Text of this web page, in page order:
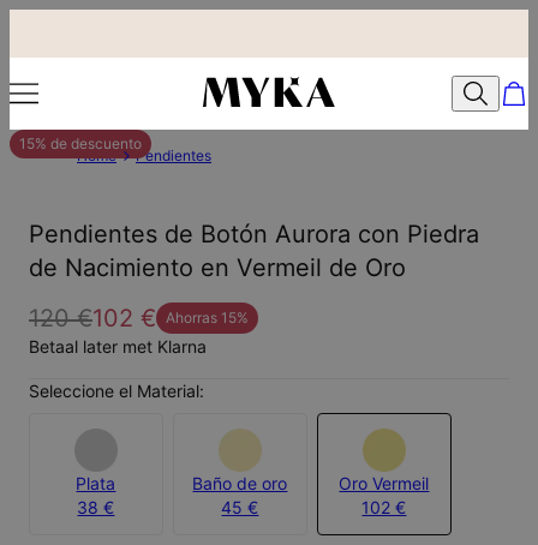
15% de descuento
Home Pendientes
Pendientes de Botón Aurora con Piedra
de Nacimiento en Vermeil de Oro
120 €102 € Ahorras 15%
Betaal later met Klarna
Seleccione el Material:
Plata
38 €
Baño de oro
45 €
Oro Vermeil
102 €